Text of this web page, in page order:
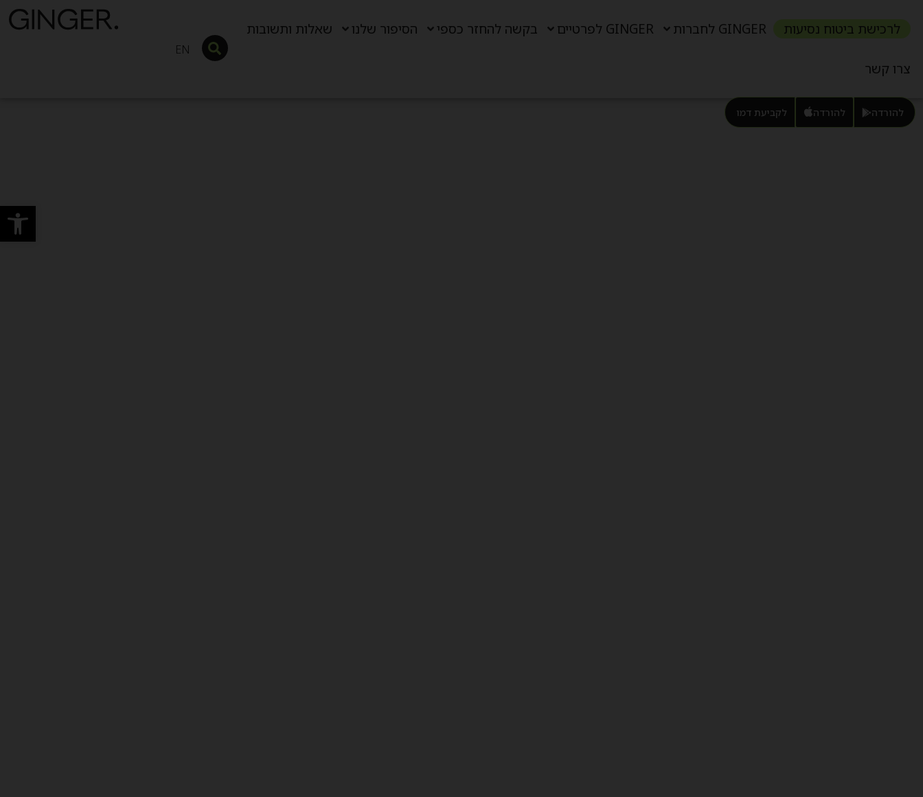
לרכישת ביטוח נסיעות GINGER לחברות GINGER לפרטיים בקשה להחזר כספי הסיפור שלנו שאלות ותשובות
צרו קשר
EN
להורדה להורדה לקביעת דמו